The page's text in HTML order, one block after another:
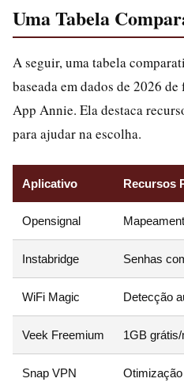
Uma Tabela
A seguir, uma tabela
baseada em dados de 2026
App Annie. Ela destaca
para ajudar na escolha.
Aplicativo Recursos
Opensignal
Instabridge Senhas
WiFi Magic Detecção
Veek Freemium 1GB
Snap VPN